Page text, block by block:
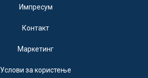
Импресум
Контакт
Маркетинг
Услови за користење